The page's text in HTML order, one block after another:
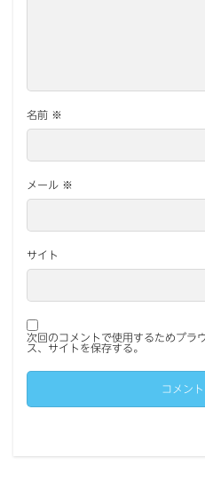
名前 ※
メール ※
サイト
次回のコメントで使用するためブラ
ス、サイトを保存する。